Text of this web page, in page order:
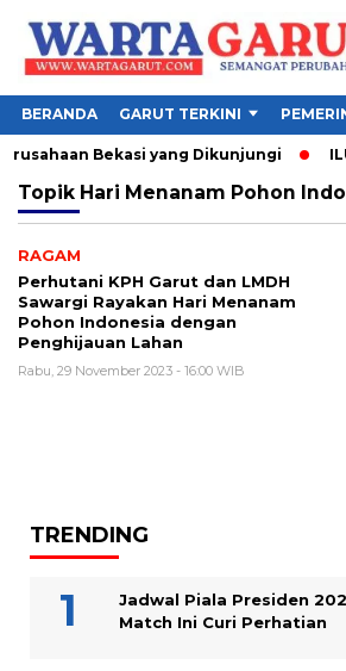
BERANDA GARUT TERKINI
Bekasi yang Dikunjungi
Topik Hari Menanam Pohon
RAGAM
Perhutani KPH Garut dan LMDH
Sawargi Rayakan Hari Menanam
Pohon Indonesia dengan
Penghijauan Lahan
Rabu, 29 November 2023 - 16:00 WIB
TRENDING
Jadwal Piala Presiden
Match Ini Curi Perhatian